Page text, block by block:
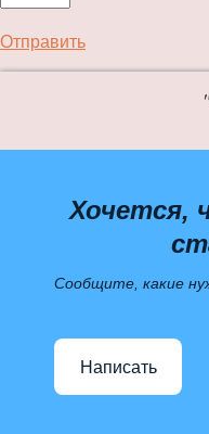
Отправить
Хочется,
Сообщите, какие
Написать